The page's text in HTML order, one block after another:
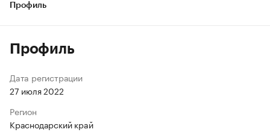
Профиль
Профиль
Дата регистрации
27 июля 2022
Регион
Краснодарский край